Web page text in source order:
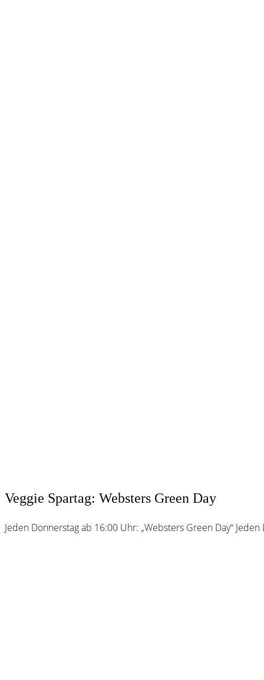
Veggie Spartag: Websters Green Day
Jeden Donnerstag ab 16:00 Uhr: „Websters Green Day“